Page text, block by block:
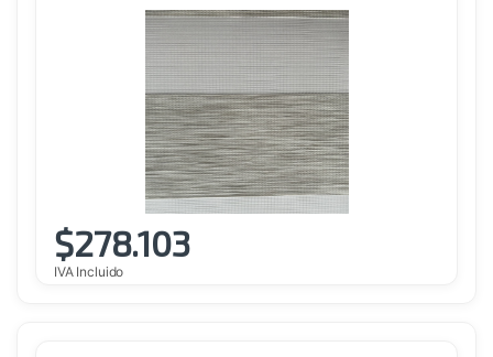
$278.103
IVA Incluido